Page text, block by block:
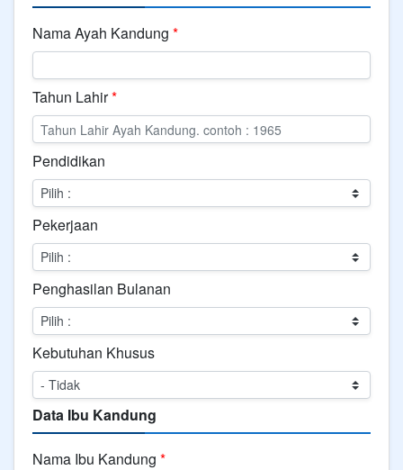
Nama Ayah Kandung *
Tahun Lahir*
Pendidikan
Pekerjaan
Penghasilan Bulanan
Kebutuhan Khusus
Data Ibu Kandung
Nama Ibu Kandung *